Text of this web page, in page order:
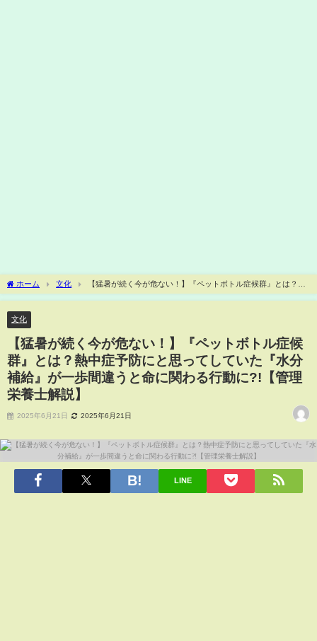
ホーム 文化
【猛暑が続く今が危ない！】『ペットボトル症候群』とは？熱
中症予防にと思ってしていた『水分補給』が一歩間違うと命に関わる行動に?!【管理栄
文化
【猛暑が続く今が危ない！】『ペットボトル症候
群』とは？熱中症予防にと思ってしていた『水分
補給』が一歩間違うと命に関わる行動に?!【管理
栄養士解説】
2025年6月21日 2025年6月21日
LINE